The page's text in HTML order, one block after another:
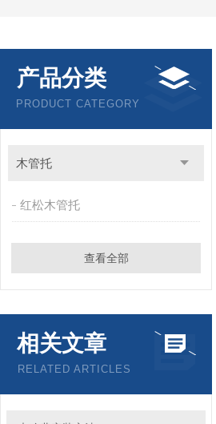
产品分类
PRODUCT CATEGORY
木管托
红松木管托
查看全部
相关文章
RELATED ARTICLES